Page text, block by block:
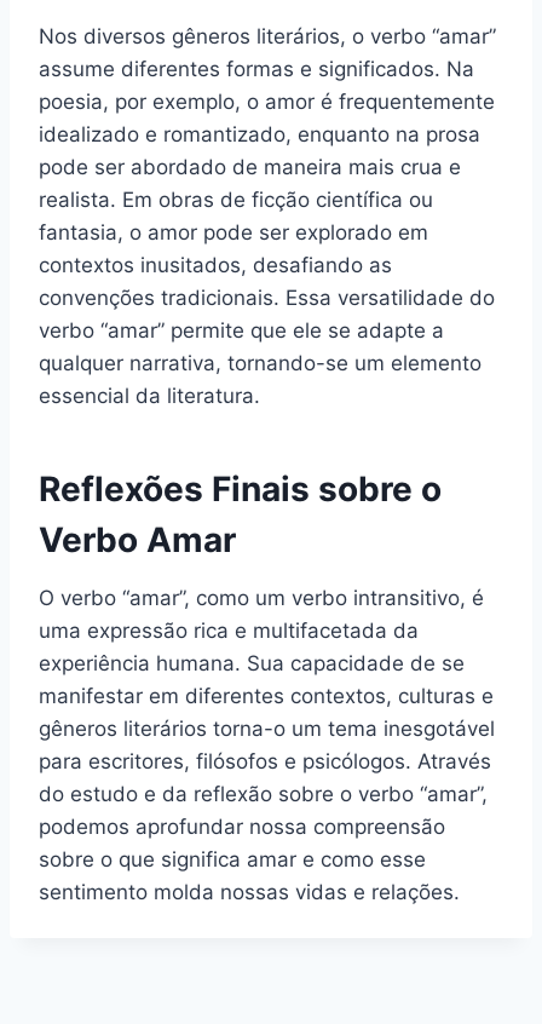
Nos diversos gêneros literários, o verbo “amar”
assume diferentes formas e significados. Na
poesia, por exemplo, o amor é frequentemente
idealizado e romantizado, enquanto na prosa
pode ser abordado de maneira mais crua e
realista. Em obras de ficção científica ou
fantasia, o amor pode ser explorado em
contextos inusitados, desafiando as
convenções tradicionais. Essa versatilidade do
verbo “amar” permite que ele se adapte a
qualquer narrativa, tornando-se um elemento
essencial da literatura.
Reflexões Finais sobre o
Verbo Amar
O verbo “amar”, como um verbo intransitivo, é
uma expressão rica e multifacetada da
experiência humana. Sua capacidade de se
manifestar em diferentes contextos, culturas e
gêneros literários torna-o um tema inesgotável
para escritores, filósofos e psicólogos. Através
do estudo e da reflexão sobre o verbo “amar”,
podemos aprofundar nossa compreensão
sobre o que significa amar e como esse
sentimento molda nossas vidas e relações.